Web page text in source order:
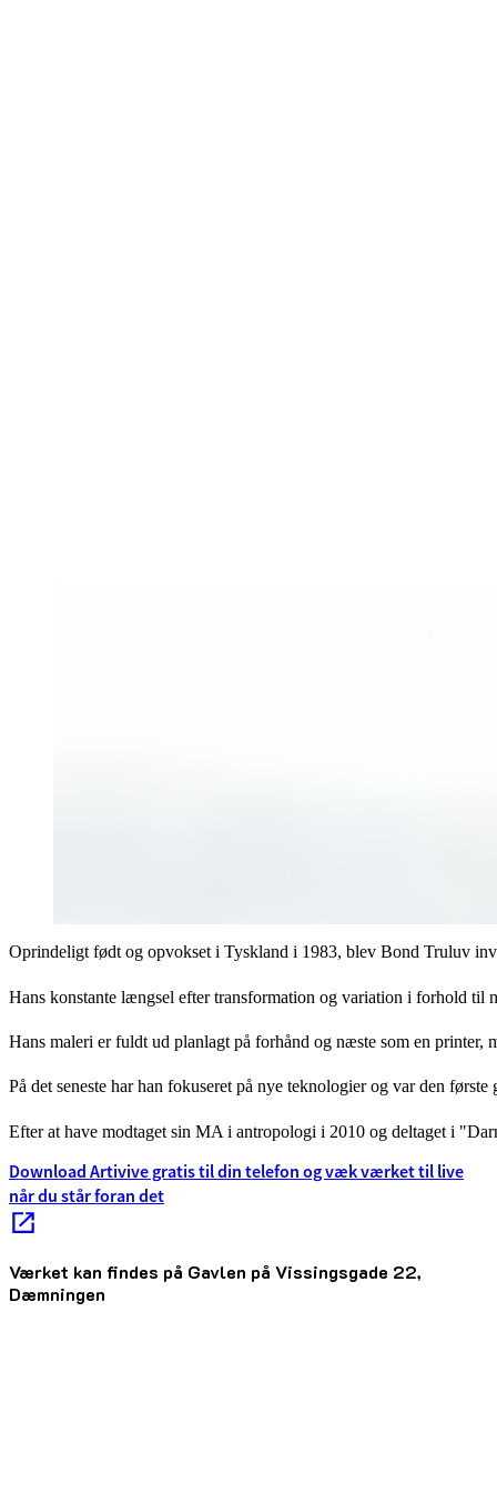
Oprindeligt født og opvokset i Tyskland i 1983, blev Bond Truluv
Hans konstante længsel efter transformation og variation i forhold til
Hans maleri er fuldt ud planlagt på forhånd og næste som en
På det seneste har han fokuseret på nye teknologier og var den
Efter at have modtaget sin MA i antropologi i 2010 og deltaget i
Download Artivive gratis til din telefon og væk værket til live
når du står foran det
Værket kan findes på Gavlen på Vissingsgade 22,
Dæmningen